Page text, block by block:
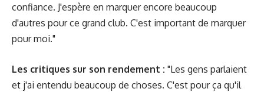
confiance. J'espère en marquer encore beaucoup
d'autres pour ce grand club. C'est important de marquer
pour moi."
Les critiques sur son rendement : "Les gens parlaient
et j'ai entendu beaucoup de choses. C'est pour ça qu'il